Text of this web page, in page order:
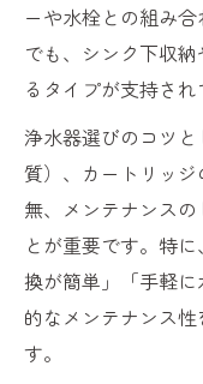
ーや水栓との組み
でも、シンク下収
るタイプが支持され
浄水器選びのコツ
質）、カートリッ
無、メンテナンス
とが重要です。特
換が簡単」「手軽
的なメンテナンス
す。